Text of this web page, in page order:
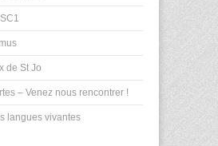
de St Jo
– Venez nous rencontrer !
langues vivantes